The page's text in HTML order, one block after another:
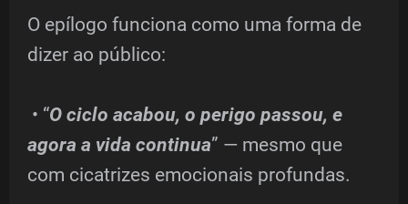
O epílogo funciona como uma forma de
dizer ao público:
• “O ciclo acabou, o perigo passou, e
agora a vida continua” — mesmo que
com cicatrizes emocionais profundas.